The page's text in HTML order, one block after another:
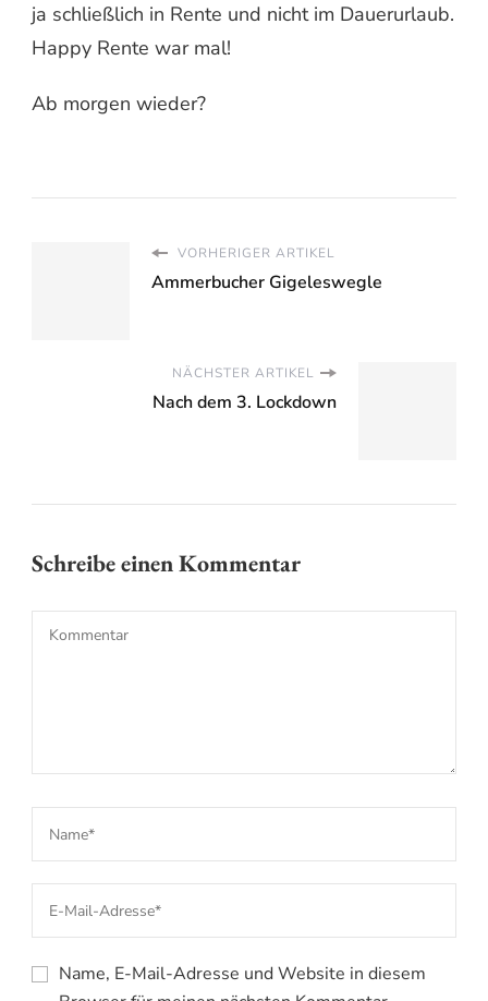
ja schließlich in Rente und nicht im Dauerurlaub.
Happy Rente war mal!
Ab morgen wieder?
VORHERIGER ARTIKEL
Ammerbucher Gigeleswegle
NÄCHSTER ARTIKEL
Nach dem 3. Lockdown
Schreibe einen Kommentar
Name, E-Mail-Adresse und Website in diesem